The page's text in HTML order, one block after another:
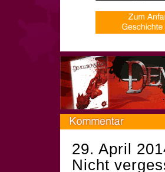
29. April
Nicht